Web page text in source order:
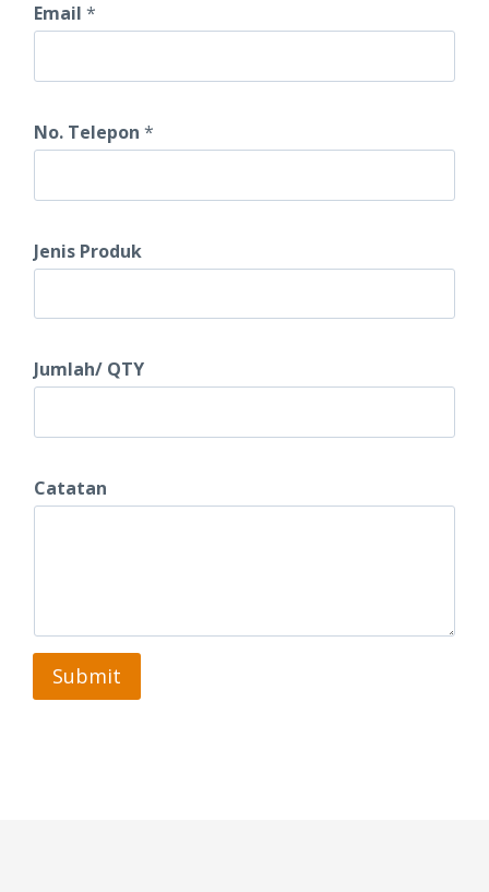
r
u
J
m
h
Email *
No. Telepon *
Jenis Produk
Jumlah/ QTY
Catatan
Submit